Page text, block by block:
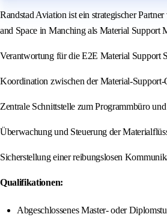
Randstad Aviation ist ein strategischer
and Space in Manching als Material Support
Verantwortung für die E2E Material Support
Koordination zwischen der Material-
Zentrale Schnittstelle zum Programmbüro
Überwachung und Steuerung der
Sicherstellung einer reibungslosen
Qualifikationen:
Abgeschlossenes Master- oder